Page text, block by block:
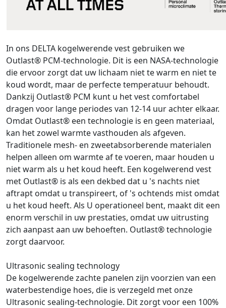
In ons DELTA kogelwerende vest gebruiken we
Outlast® PCM-technologie. Dit is een NASA-technologie
die ervoor zorgt dat uw lichaam niet te warm en niet te
koud wordt, maar de perfecte temperatuur behoudt.
Dankzij Outlast® PCM kunt u het vest comfortabel
dragen voor lange periodes van 12-14 uur achter elkaar.
Omdat Outlast® een technologie is en geen materiaal,
kan het zowel warmte vasthouden als afgeven.
Traditionele mesh- en zweetabsorberende materialen
helpen alleen om warmte af te voeren, maar houden u
niet warm als u het koud heeft. Een kogelwerend vest
met Outlast® is als een dekbed dat u 's nachts niet
aftrapt omdat u transpireert, of 's ochtends mist omdat
u het koud heeft. Als U operationeel bent, maakt dit een
enorm verschil in uw prestaties, omdat uw uitrusting
zich aanpast aan uw behoeften. Outlast® technologie
zorgt daarvoor.
Ultrasonic sealing technology
De kogelwerende zachte panelen zijn voorzien van een
waterbestendige hoes, die is verzegeld met onze
Ultrasonic sealing-technologie. Dit zorgt voor een 100%